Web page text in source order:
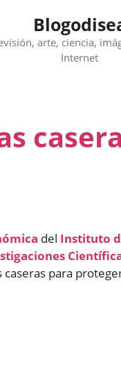
arte, ciencia,
Internet
del Instituto
para